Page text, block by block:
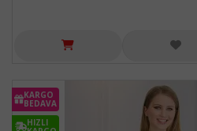
KARGO
BEDAVA
HIZLI